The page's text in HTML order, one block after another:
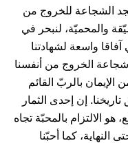
نجد الشجاعة للخروج من
والمحميّة، لنبحر في
واسعة لشهادتنا
الخروج من أنفسنا
الإيمان بالربّ القائم
إن إحدى الثمار
الالتزام بالمحبّة تجاه
النهاية، كما أحبّنا